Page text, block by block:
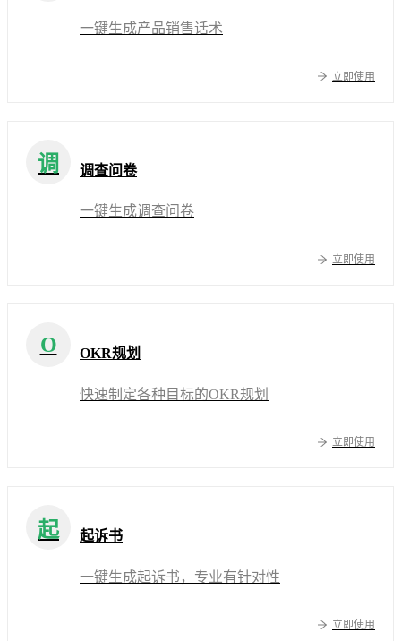
一键生成产品销售话术
立即使用
调 调查问卷
一键生成调查问卷
立即使用
O OKR规划
快速制定各种目标的OKR规划
立即使用
起 起诉书
一键生成起诉书，专业有针对性
立即使用